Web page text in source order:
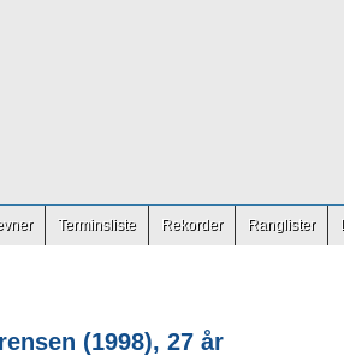
Terminsliste Rekorder Ranglister
(1998), 27 år